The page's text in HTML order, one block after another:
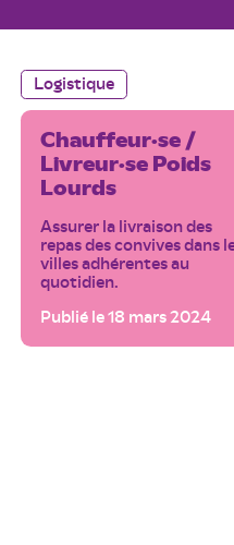
Logistique
Chauffeur·se /
Livreur·se Poids
Lourds
Assurer la livraison des
repas des convives dans
villes adhérentes au
quotidien.
Publié le 18 mars 2024